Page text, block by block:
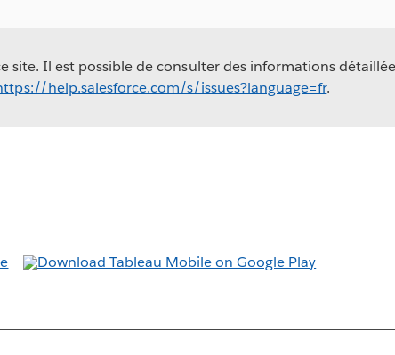
site. Il est possible de consulter des informations
help.salesforce.com/s/issues?language=fr.